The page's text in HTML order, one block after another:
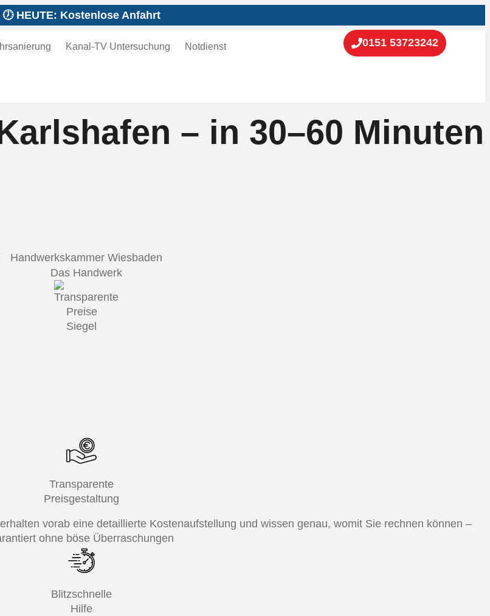
🕖 HEUTE: Kostenlose Anfahrt
Kanal-TV Untersuchung Notdienst 0151 53723242
– in 30–60 Minuten
Transparente
Preisgestaltung
vorab eine detaillierte Kostenaufstellung und wissen genau, womit Sie rechnen können –
ohne böse Überraschungen
Blitzschnelle
Hilfe